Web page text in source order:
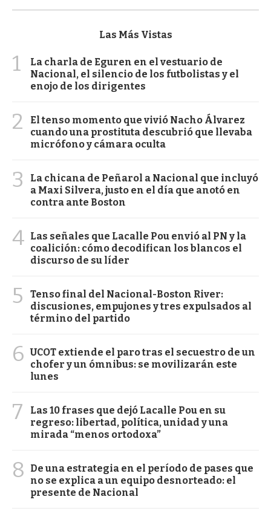
Las Más Vistas
1
La charla de Eguren en el vestuario de
Nacional, el silencio de los futbolistas y el
enojo de los dirigentes
2
El tenso momento que vivió Nacho Álvarez
cuando una prostituta descubrió que llevaba
micrófono y cámara oculta
3
La chicana de Peñarol a Nacional que incluyó
a Maxi Silvera, justo en el día que anotó en
contra ante Boston
4 Las señales que Lacalle Pou envió al PN y la
coalición: cómo decodifican los blancos el
discurso de su líder
5
Tenso final del Nacional-Boston River:
discusiones, empujones y tres expulsados al
término del partido
6 UCOT extiende el paro tras el secuestro de un
chofer y un ómnibus: se movilizarán este
lunes
7
Las 10 frases que dejó Lacalle Pou en su
regreso: libertad, política, unidad y una
mirada “menos ortodoxa”
8
De una estrategia en el período de pases que
no se explica a un equipo desnorteado: el
presente de Nacional